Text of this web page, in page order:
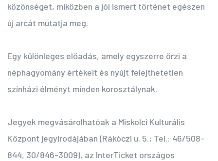
közönséget, miközben a jól ismert történet egészen
új arcát mutatja meg.
Egy különleges előadás, amely egyszerre őrzi a
néphagyomány értékeit és nyújt felejthetetlen
színházi élményt minden korosztálynak.
Jegyek megvásárolhatóak a Miskolci Kulturális
Központ jegyirodájában (Rákóczi u. 5.; Tel.: 46/508-
844, 30/846-3009), az InterTicket országos